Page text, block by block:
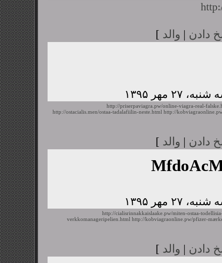
دادن | والد ]
http://priserpaviagra.pw/online-viagra-real-
http://ostacialis.men/ostaa-tadalafiilin-neste.html http://
دادن | والد ]
http://cialisrinnakkaislaake.pw/miten-ostaa-
verkkomanageripelien.html http://kobviagraonline.pw/pfizer-
دادن | والد ]